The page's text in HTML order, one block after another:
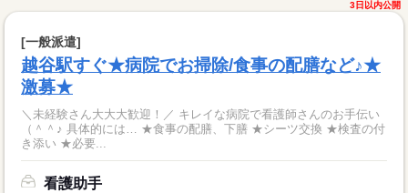
3日以内公開
[一般派遣]
越谷駅すぐ★病院でお掃除/食事の配膳など♪★
激募★
＼未経験さん大大大歓迎！／ キレイな病院で看護師さんのお手伝い
（＾＾♪ 具体的には… ★食事の配膳、下膳 ★シーツ交換 ★検査の付
き添い ★必要...
看護助手